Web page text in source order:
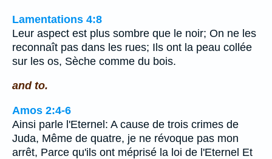
Lamentations 4:8
Leur aspect est plus sombre que le noir; On ne les
reconnaît pas dans les rues; Ils ont la peau collée
sur les os, Sèche comme du bois.
and to.
Amos 2:4-6
Ainsi parle l'Eternel: A cause de trois crimes de
Juda, Même de quatre, je ne révoque pas mon
arrêt, Parce qu'ils ont méprisé la loi de l'Eternel Et